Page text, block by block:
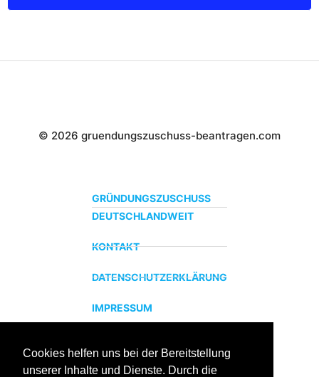
Cookies helfen uns bei der Bereitstellung
unserer Inhalte und Dienste. Durch die
© 2026 gruendungszuschuss-beantragen.com
GRÜNDUNGSZUSCHUSS
DEUTSCHLANDWEIT
KONTAKT
DATENSCHUTZERKLÄRUNG
IMPRESSUM
ZERTIFIZIERTER BILDUNGSTRÄGER